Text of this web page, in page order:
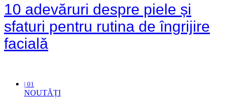
10 adevăruri despre piele și
sfaturi pentru rutina de îngrijire
facială
| 01
NOUTĂȚI